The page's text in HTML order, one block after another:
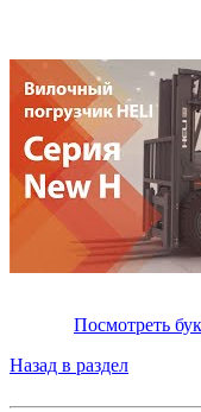
Посмотреть
Назад в раздел